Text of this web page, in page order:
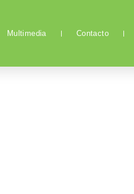
Multimedia Contacto